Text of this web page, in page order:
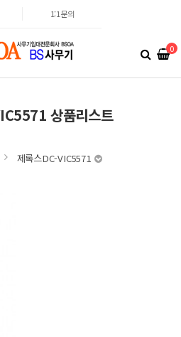
1:1문의
0
상품리스트
제록스DC-VIC5571